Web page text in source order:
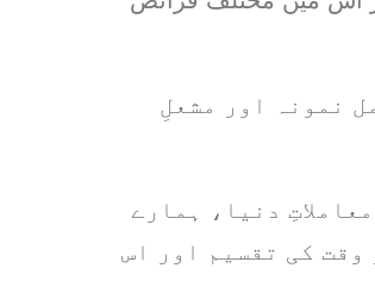
نمونہ اور مشعلِ
دنیا، ہمارے
وقت کی تقسیم اور اس